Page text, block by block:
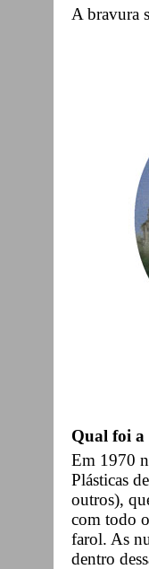
A bravura
Qual foi a
Em 1970
Plásticas
outros),
com todo
farol. As
dentro